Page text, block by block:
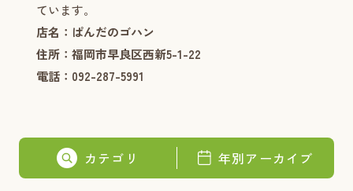
カテゴリ 年別アーカイブ
ています。
店名：ぱんだのゴハン
住所：福岡市早良区西新5-1-22
電話：092-287-5991